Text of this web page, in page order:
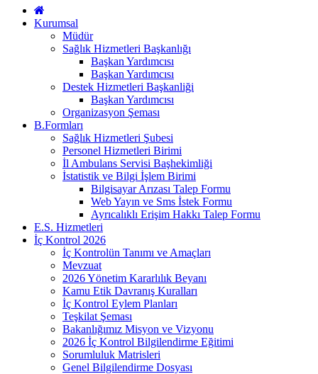
Kurumsal
Müdür
Sağlık Hizmetleri Başkanlığı
Başkan Yardımcısı
Başkan Yardımcısı
Destek Hizmetleri Başkanliği
Başkan Yardımcısı
Organizasyon Şeması
B.Formları
Sağlık Hizmetleri Şubesi
Personel Hizmetleri Birimi
İl Ambulans Servisi Başhekimliği
İstatistik ve Bilgi İşlem Birimi
Bilgisayar Arızası Talep Formu
Web Yayın ve Sms İstek Formu
Ayrıcalıklı Erişim Hakkı Talep Formu
E.S. Hizmetleri
İç Kontrol 2026
İç Kontrolün Tanımı ve Amaçları
Mevzuat
2026 Yönetim Kararlılık Beyanı
Kamu Etik Davranış Kuralları
İç Kontrol Eylem Planları
Teşkilat Şeması
Bakanlığımız Misyon ve Vizyonu
2026 İç Kontrol Bilgilendirme Eğitimi
Sorumluluk Matrisleri
Genel Bilgilendirme Dosyası